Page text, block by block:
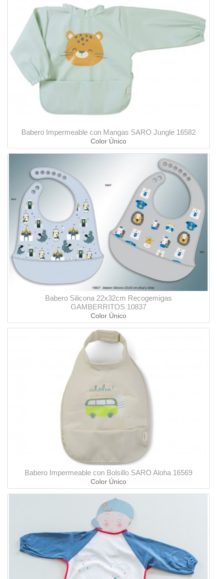
Babero Impermeable con Mangas SARO Jungle 16582
Color Único
Babero Silicona 22x32cm Recogemigas
GAMBERRITOS 10837
Color Único
Babero Impermeable con Bolsillo SARO Aloha 16569
Color Único